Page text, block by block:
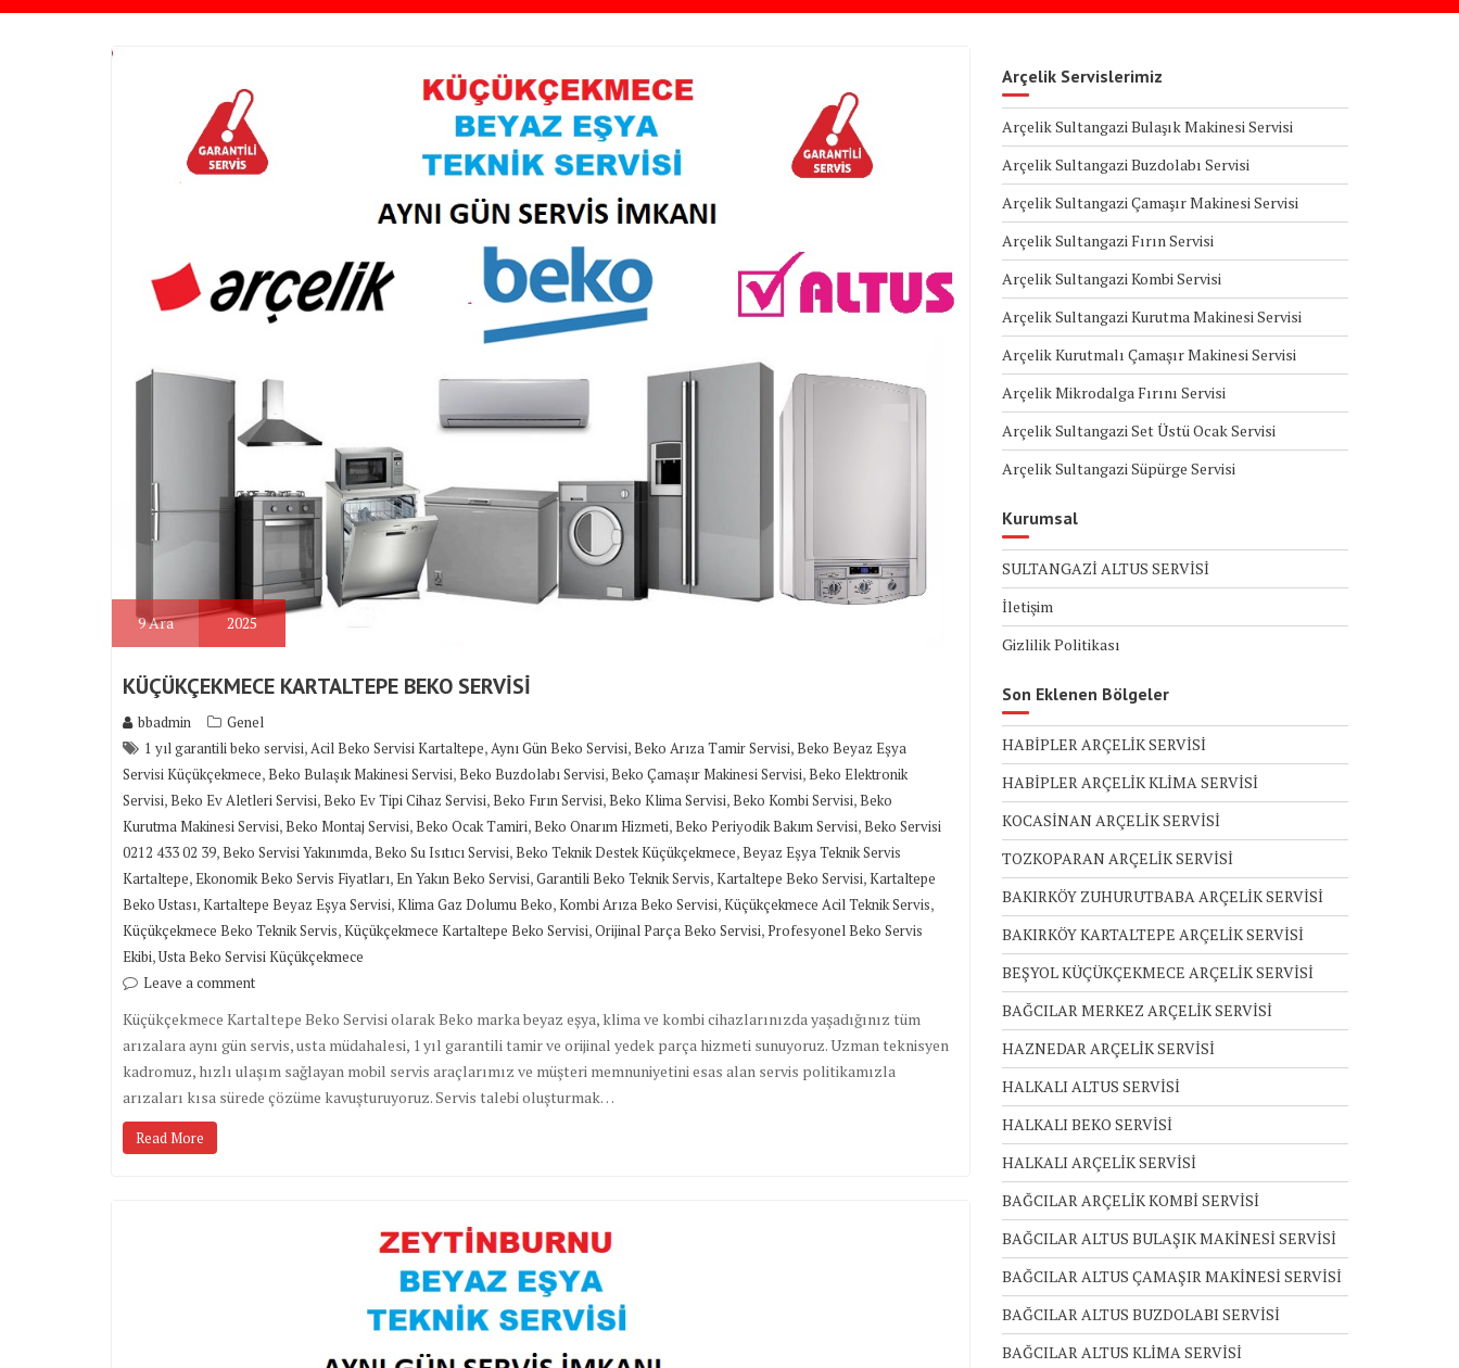
9Ara 2025
KÜÇÜKÇEKMECE KARTALTEPE BEKO SERVİSİ
bbadmin
Genel
1 yıl garantili beko servisi,Acil Beko Servisi Kartaltepe,Aynı Gün Beko Servisi,Beko Arıza Tamir Servisi,Beko Beyaz Eşya
Servisi Küçükçekmece,Beko Bulaşık Makinesi Servisi,Beko Buzdolabı Servisi,Beko Çamaşır Makinesi Servisi,Beko Elektronik
Servisi,Beko Ev Aletleri Servisi,Beko Ev Tipi Cihaz Servisi,Beko Fırın Servisi,Beko Klima Servisi,Beko Kombi Servisi,Beko
Kurutma Makinesi Servisi,Beko Montaj Servisi,Beko Ocak Tamiri,Beko Onarım Hizmeti,Beko Periyodik Bakım Servisi,Beko Servisi
0212 433 02 39,Beko Servisi Yakınımda,Beko Su Isıtıcı Servisi,Beko Teknik Destek Küçükçekmece,Beyaz Eşya Teknik Servis
Kartaltepe,Ekonomik Beko Servis Fiyatları,En Yakın Beko Servisi,Garantili Beko Teknik Servis,Kartaltepe Beko Servisi,Kartaltepe
Beko Ustası,Kartaltepe Beyaz Eşya Servisi,Klima Gaz Dolumu Beko,Kombi Arıza Beko Servisi,Küçükçekmece Acil Teknik Servis,
Küçükçekmece Beko Teknik Servis,Küçükçekmece Kartaltepe Beko Servisi,Orijinal Parça Beko Servisi,Profesyonel Beko Servis
Ekibi,Usta Beko Servisi Küçükçekmece
Leave a comment
Küçükçekmece Kartaltepe Beko Servisi olarak Beko marka beyaz eşya, klima ve kombi cihazlarınızda yaşadığınız tüm
arızalara aynı gün servis, usta müdahalesi, 1 yıl garantili tamir ve orijinal yedek parça hizmeti sunuyoruz. Uzman teknisyen
kadromuz, hızlı ulaşım sağlayan mobil servis araçlarımız ve müşteri memnuniyetini esas alan servis politikamızla
arızaları kısa sürede çözüme kavuşturuyoruz. Servis talebi oluşturmak…
Read More
Arçelik Servislerimiz
Arçelik Sultangazi Bulaşık Makinesi Servisi
Arçelik Sultangazi Buzdolabı Servisi
Arçelik Sultangazi Çamaşır Makinesi Servisi
Arçelik Sultangazi Fırın Servisi
Arçelik Sultangazi Kombi Servisi
Arçelik Sultangazi Kurutma Makinesi Servisi
Arçelik Kurutmalı Çamaşır Makinesi Servisi
Arçelik Mikrodalga Fırını Servisi
Arçelik Sultangazi Set Üstü Ocak Servisi
Arçelik Sultangazi Süpürge Servisi
Kurumsal
SULTANGAZİ ALTUS SERVİSİ
İletişim
Gizlilik Politikası
Son Eklenen Bölgeler
HABİPLER ARÇELİK SERVİSİ
HABİPLER ARÇELİK KLİMA SERVİSİ
KOCASİNAN ARÇELİK SERVİSİ
TOZKOPARAN ARÇELİK SERVİSİ
BAKIRKÖY ZUHURUTBABA ARÇELİK SERVİSİ
BAKIRKÖY KARTALTEPE ARÇELİK SERVİSİ
BEŞYOL KÜÇÜKÇEKMECE ARÇELİK SERVİSİ
BAĞCILAR MERKEZ ARÇELİK SERVİSİ
HAZNEDAR ARÇELİK SERVİSİ
HALKALI ALTUS SERVİSİ
HALKALI BEKO SERVİSİ
HALKALI ARÇELİK SERVİSİ
BAĞCILAR ARÇELİK KOMBİ SERVİSİ
BAĞCILAR ALTUS BULAŞIK MAKİNESİ SERVİSİ
BAĞCILAR ALTUS ÇAMAŞIR MAKİNESİ SERVİSİ
BAĞCILAR ALTUS BUZDOLABI SERVİSİ
BAĞCILAR ALTUS KLİMA SERVİSİ